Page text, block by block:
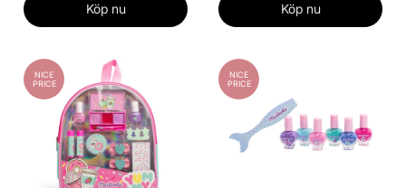
Köp nu Köp nu
NICE
PRICE
NICE
PRICE